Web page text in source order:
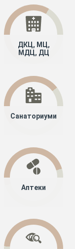
ДКЦ, МЦ,
МДЦ, ДЦ
Санаториуми
Аптеки